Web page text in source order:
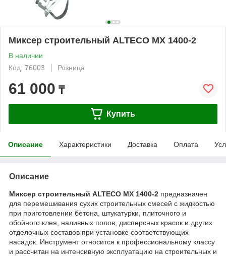
Миксер строительный ALTECO MX 1400-2
В наличии
Код: 76003
Розница
61 000 ₸
Купить
Описание Характеристики Доставка Оплата
Описание
Миксер строительный ALTECO MX 1400-2 предназначен
для перемешивания сухих строительных смесей с жидкостью
при приготовлении бетона, штукатурки, плиточного и
обойного клея, наливных полов, дисперсных красок и других
отделочных составов при установке соответствующих
насадок. Инструмент относится к профессиональному классу
и рассчитан на интенсивную эксплуатацию на строительных и